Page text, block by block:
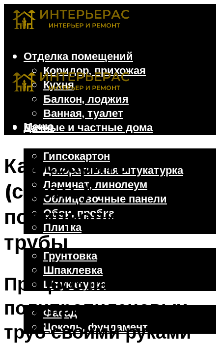
Отделка помещений
Коридор, прихожая
Кухня
Балкон, лоджия
Ванная, туалет
Дачные и частные дома
Гипсокартон
Декоративная штукатурка
Ламинат, линолеум
Облицовочные панели
Обои, пробка
Плитка
Отделочные работы
Грунтовка
Шпаклевка
Штукатурка
Внешняя отделка
Фасад
Цоколь, фундамент
Меню
Как сварить
(спаять)
полипропиленовые
трубы
Процесс пайки
полипропиленовых
труб своими руками